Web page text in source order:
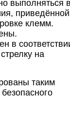
выполняться
клемм.
в
на
таким